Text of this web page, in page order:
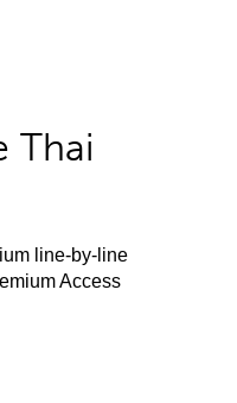
Thai
line-by-line
Access